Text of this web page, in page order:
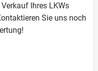
Ihres LKWs
Sie uns noch